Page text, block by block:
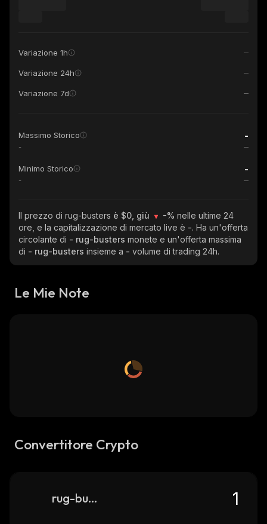
Variazione 1h
Variazione 24h
Variazione 7d
Massimo Storico -
-
Minimo Storico -
-
Il prezzo di rug-busters è $0, giù -% nelle ultime 24
ore, e la capitalizzazione di mercato live è -. Ha un'offerta
circolante di - rug-busters monete e un'offerta massima
di - rug-busters insieme a - volume di trading 24h.
Le Mie Note
Convertitore Crypto
rug-busters